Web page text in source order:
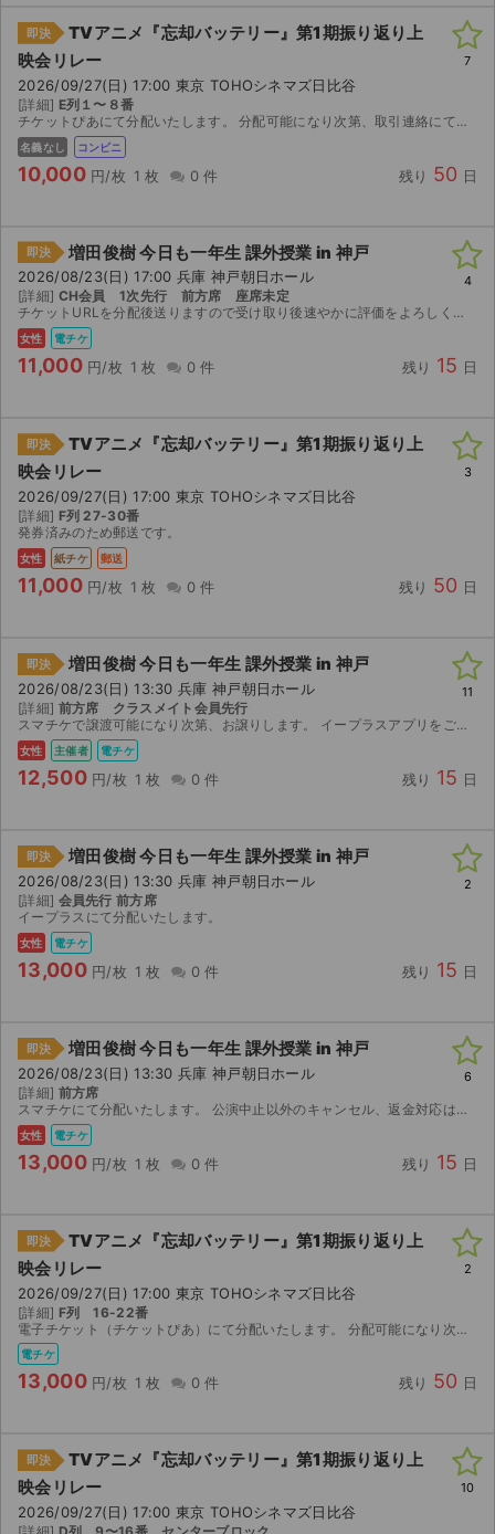
即決
TVアニメ『忘却バッテリー』第1期振り返り上
映会リレー
2026/09/27(日) 17:00 東京 TOHOシネマズ日比谷
[詳細] E列１〜８番
チケットぴあにて分配いたします。 分配可能になり次第、取引連絡にてURLをお送りします。
名義なし コンビニ
10,000 円/枚 1 枚 0 件 残り 50 日
7
即決 増田俊樹 今日も一年生 課外授業 in 神戸
2026/08/23(日) 17:00 兵庫 神戸朝日ホール
[詳細] CH会員 1次先行 前方席 座席未定
チケットURLを分配後送りますので受け取り後速やかに評価をよろしくお願い致します。
女性 電チケ
11,000 円/枚 1 枚 0 件 残り 15 日
4
即決
TVアニメ『忘却バッテリー』第1期振り返り上
映会リレー
2026/09/27(日) 17:00 東京 TOHOシネマズ日比谷
[詳細] F列 27-30番
発券済みのため郵送です。
女性 紙チケ 郵送
11,000 円/枚 1 枚 0 件 残り 50 日
3
即決 増田俊樹 今日も一年生 課外授業 in 神戸
2026/08/23(日) 13:30 兵庫 神戸朝日ホール
[詳細] 前方席 クラスメイト会員先行
スマチケで譲渡可能になり次第、お譲りします。 イープラスアプリをご準備ください。 本人確認、体調不良、公共交通機関の乱れや遅延、出演者変更など、公演中止以外の如何なる理由においてもキャンセル、...
女性 主催者 電チケ
12,500 円/枚 1 枚 0 件 残り 15 日
11
即決 増田俊樹 今日も一年生 課外授業 in 神戸
2026/08/23(日) 13:30 兵庫 神戸朝日ホール
[詳細] 会員先行 前方席
イープラスにて分配いたします。
女性 電チケ
13,000 円/枚 1 枚 0 件 残り 15 日
2
即決 増田俊樹 今日も一年生 課外授業 in 神戸
2026/08/23(日) 13:30 兵庫 神戸朝日ホール
[詳細] 前方席
スマチケにて分配いたします。 公演中止以外のキャンセル、返金対応はいたしません。
女性 電チケ
13,000 円/枚 1 枚 0 件 残り 15 日
6
即決
TVアニメ『忘却バッテリー』第1期振り返り上
映会リレー
2026/09/27(日) 17:00 東京 TOHOシネマズ日比谷
[詳細] F列 16-22番
電子チケット（チケットぴあ）にて分配いたします。 分配可能になり次第、取引連絡にてURLをお送りします。 【注意事項】 公演が中止となった場合のみ、手数料を差し引いた金額を返金いたします。 取...
電チケ
13,000 円/枚 1 枚 0 件 残り 50 日
2
即決
TVアニメ『忘却バッテリー』第1期振り返り上
映会リレー
2026/09/27(日) 17:00 東京 TOHOシネマズ日比谷
10